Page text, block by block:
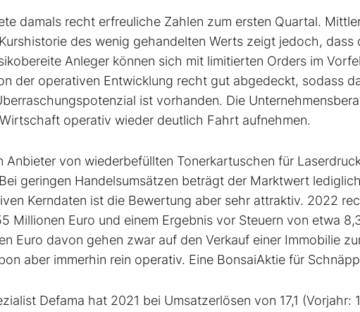
damals recht erfreuliche Zahlen zum ersten Quartal.
des wenig gehandelten Werts zeigt jedoch, dass
Anleger können sich mit limitierten Orders im
der operativen Entwicklung recht gut abgedeckt, sodass
ist vorhanden. Die
operativ wieder deutlich Fahrt aufnehmen.
Anbieter von wiederbefüllten Tonerkartuschen für
geringen Handelsumsätzen beträgt der Marktwert
Kerndaten ist die Bewertung aber sehr attraktiv. 2022
Millionen Euro und einem Ergebnis vor Steuern von etwa
Euro davon gehen zwar auf den Verkauf einer Immobilie
aber immerhin rein operativ. Eine BonsaiAktie für
Defama hat 2021 bei Umsatzerlösen von 17,1 (Vorjahr: